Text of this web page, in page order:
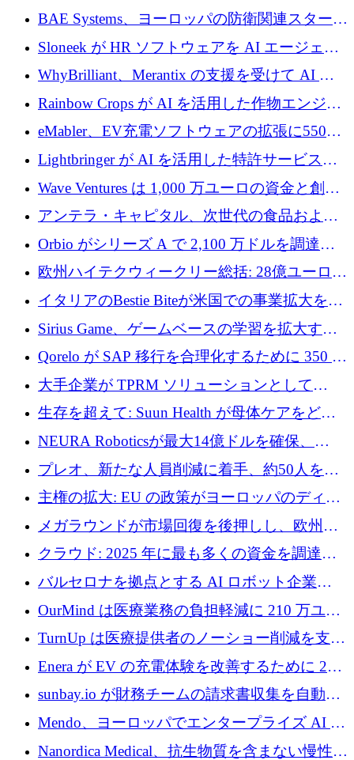
オを拡大するためにシリーズ A で 1,300 万ド
ルを調達
BAE Systems、ヨーロッパの防衛関連スタート
アップの規模拡大を支援するために 5,000 万
ユーロの支援を開始
Sloneek が HR ソフトウェアを AI エージェン
トに変えるために 600 万ドルを調達
WhyBrilliant、Merantix の支援を受けて AI 求
人マッチングを拡大するために 100 万ユーロ
Rainbow Crops が AI を活用した作物エンジニ
アリングを拡張するために 970 万ユーロを調
eMabler、EV充電ソフトウェアの拡張に550万
ユーロを確保
Lightbringer が AI を活用した特許サービスを
拡大するために 1,000 万ドルを調達
Wave Ventures は 1,000 万ユーロの資金と創設
者補助金で 10 周年を迎える
アンテラ・キャピタル、次世代の食品および
アグリテクノロジーのイノベーションを支援
するファンド III の初回クローズ額が 1 億ドル
に到達
Orbio がシリーズ A で 2,100 万ドルを調達、
AI 労働力管理を世界の最前線の労働者に提供
欧州ハイテクウィークリー総括: 28億ユーロの
取引と5月のハイライト
イタリアのBestie Biteが米国での事業拡大を加
速するために150万ユーロを調達
Sirius Game、ゲームベースの学習を拡大する
ために 130 万ユーロの資金調達を完了
Qorelo が SAP 移行を合理化するために 350 万
ドルを調達
大手企業が TPRM ソリューションとして
Vanta を選択する理由
生存を超えて: Suun Health が母体ケアをどの
ように再考しているか
NEURA Roboticsが最大14億ドルを確保、
Bending Spoonsが米国IPOを申請、英国首相が
4億ポンドのチップ計画を発表
プレオ、新たな人員削減に着手、約50人を解
雇
主権の拡大: EU の政策がヨーロッパのディー
プテック戦略をどのように再構築しているか
メガラウンドが市場回復を後押しし、欧州の
ハイテク資金調達は5月に105億ユーロに回復
クラウド: 2025 年に最も多くの資金を調達し
た 10 社
バルセロナを拠点とする AI ロボット企業
Theker が 8,500 万ドルを調達
OurMind は医療業務の負担軽減に 210 万ユー
ロを寄付
TurnUp は医療提供者のノーショー削減を支援
するために 200 万ユーロを調達
Enera が EV の充電体験を改善するために 200
万ドルを調達
sunbay.io が財務チームの請求書収集を自動化
するために 55 万ユーロを調達
Mendo、ヨーロッパでエンタープライズ AI 導
入を拡大するために 1,200 万ユーロを確保
Nanordica Medical、抗生物質を含まない慢性創